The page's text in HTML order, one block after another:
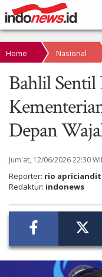
Home Nasional
Bahlil Sentil
Depan
Jum'at, 12/06/2026 22:30
Reporter: rio
Redaktur: indonews